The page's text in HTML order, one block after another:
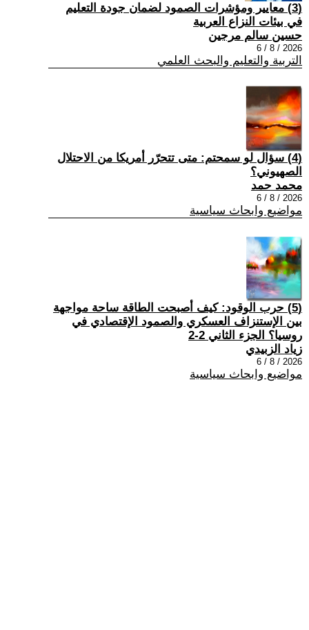
(3) معايير ومؤشرات الصمود لضمان جودة التعليم
في بيئات النزاع العربية
حسين سالم مرجين
2026 / 8 / 6
التربية والتعليم والبحث العلمي
(4) سؤال لو سمحتم: متى تتحرّر أمريكا من الاحتلال
الصهيوني؟
محمد حمد
2026 / 8 / 6
مواضيع وابحاث سياسية
(5) حرب الوقود: كيف أصبحت الطاقة ساحة مواجهة
بين الإستنزاف العسكري والصمود الإقتصادي في
روسيا؟ الجزء الثاني 2-2
زياد الزبيدي
2026 / 8 / 6
مواضيع وابحاث سياسية